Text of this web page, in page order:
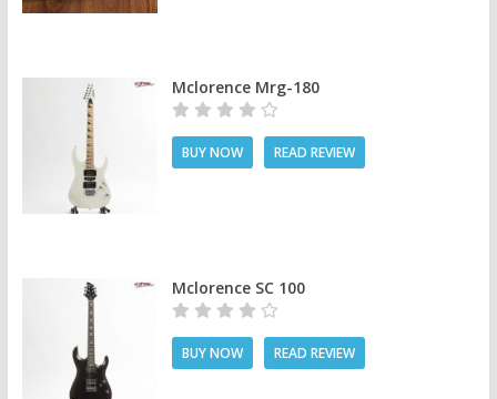
Mclorence Mrg-180
BUY NOW READ REVIEW
Mclorence SC 100
BUY NOW READ REVIEW